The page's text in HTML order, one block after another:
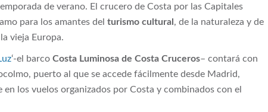
de verano. El crucero de Costa por las Capitales
para los amantes del turismo cultural , de la naturaleza y de
vieja Europa.
‘-el barco Costa Luminosa de Costa Cruceros– contará con
puerto al que se accede fácilmente desde Madrid,
en los vuelos organizados por Costa y combinados con el